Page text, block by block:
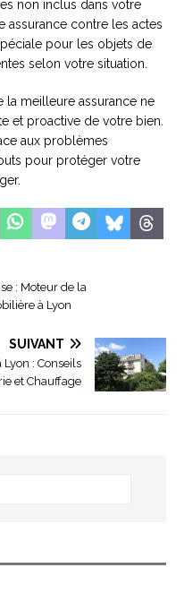
non inclus dans votre
assurance contre les actes
pour les objets de
selon votre situation.
la meilleure assurance ne
et proactive de votre bien.
aux problèmes
pour protéger votre
: Moteur de la
à Lyon
SUIVANT
: Conseils
et Chauffage